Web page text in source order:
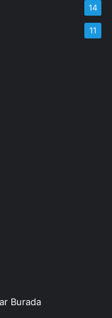
14
11
Burada